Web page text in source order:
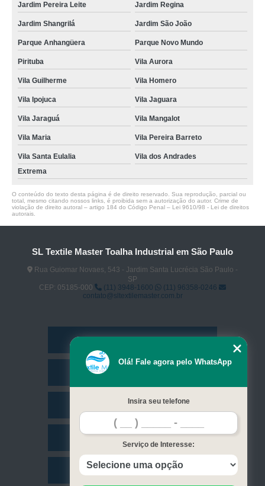
Jardim Pereira Leite Jardim Regina
Jardim Shangrilá Jardim São João
Parque Anhangüera Parque Novo Mundo
Pirituba Vila Aurora
Vila Guilherme Vila Homero
Vila Ipojuca Vila Jaguara
Vila Jaraguá Vila Mangalot
Vila Maria Vila Pereira Barreto
Vila Santa Eulalia
Vila dos Andrades
Extrema
O conteúdo do texto desta página é de direito reservado. Sua reprodução, parcial ou
total, mesmo citando nossos links, é proibida sem a autorização do autor. Crime de
violação de direito autoral – artigo 184 do Código Penal – Lei 9610/98 - Lei de direitos
autorais
SL Textile Master Toalha Industrial em São Paulo
Rua Guiomar Novaes, 543 - Jardim Santa Lucrécia São Paulo -
SP
CEP: 05185-000
(11) 3948-1600
(11) 96358-0246
contato@sltextilemaster.com.br
Missão
Contato
Olá! Fale agora pelo WhatsApp
Insira seu telefone
Serviço de Interesse: